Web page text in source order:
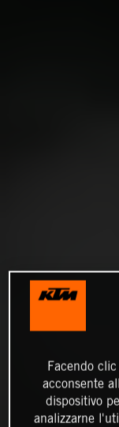
Facendo
acconsente
dispositivo
analizzarne